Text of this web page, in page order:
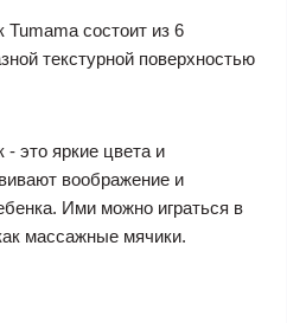
состоит из 6
текстурной поверхностью
- это яркие цвета и
воображение и
Ими можно играться в
массажные мячики.